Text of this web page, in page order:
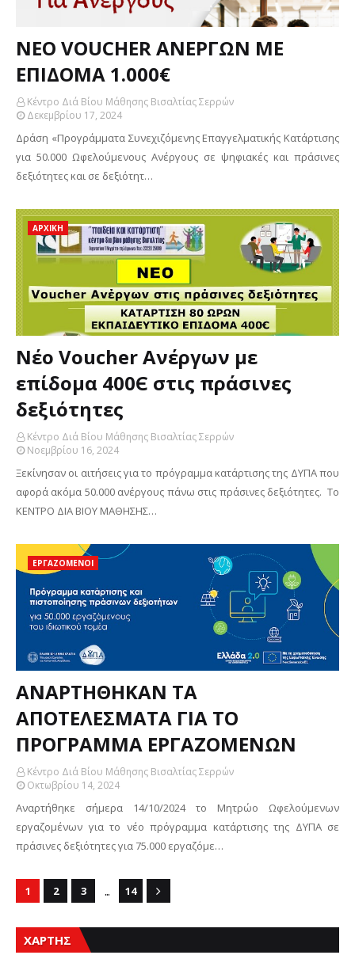
ΝΕΟ VOUCHER ΑΝΕΡΓΩΝ ΜΕ
ΕΠΙΔΟΜΑ 1.000€
Κέντρο Διά Βίου Μάθησης Βισαλτίας Σερρών
Δεκεμβρίου 17, 2024
Δράση «Προγράμματα Συνεχιζόμενης Επαγγελματικής Κατάρτισης
για 50.000 Ωφελούμενους Ανέργους σε ψηφιακές και πράσινες
δεξιότητες και σε δεξιότητ…
ΑΡΧΙΚΗ
Νέο Voucher Ανέργων με
επίδομα 400Є στις πράσινες
δεξιότητες
Κέντρο Διά Βίου Μάθησης Βισαλτίας Σερρών
Νοεμβρίου 16, 2024
Ξεκίνησαν οι αιτήσεις για το πρόγραμμα κατάρτισης της ΔΥΠΑ που
αφορά ακόμα 50.000 ανέργους πάνω στις πράσινες δεξιότητες. Το
ΚΕΝΤΡΟ ΔΙΑ ΒΙΟΥ ΜΑΘΗΣΗΣ…
ΕΡΓΑΖΟΜΕΝΟΙ
ΑΝΑΡΤΗΘΗΚΑΝ ΤΑ
ΑΠΟΤΕΛΕΣΜΑΤΑ ΓΙΑ ΤΟ
ΠΡΟΓΡΑΜΜΑ ΕΡΓΑΖΟΜΕΝΩΝ
Κέντρο Διά Βίου Μάθησης Βισαλτίας Σερρών
Οκτωβρίου 14, 2024
Αναρτήθηκε σήμερα 14/10/2024 το Μητρώο Ωφελούμενων
εργαζομένων για το νέο πρόγραμμα κατάρτισης της ΔΥΠΑ σε
πράσινες δεξιότητες για 75.000 εργαζόμε…
1 2 3 ... 14
ΧΑΡΤΗΣ